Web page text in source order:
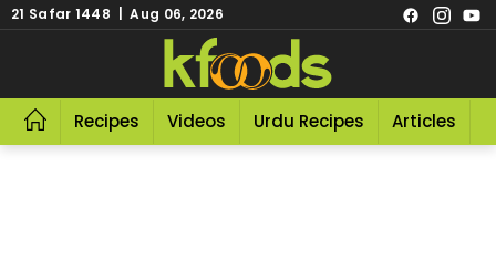
21 Safar 1448 | Aug 06, 2026
Recipes Videos Urdu Recipes Articles